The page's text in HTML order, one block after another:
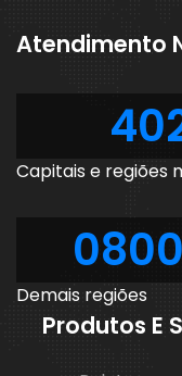
Atendimento
Capitais e regiões
Demais regiões
Produtos E